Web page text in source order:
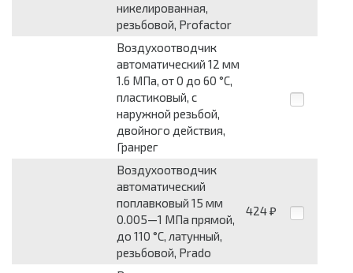
никелированная,
резьбовой, Profactor
Воздухоотводчик
автоматический 12 мм
1.6 МПа, от 0 до 60 °C,
пластиковый, с
наружной резьбой,
двойного действия,
Гранрег
Воздухоотводчик
автоматический
поплавковый 15 мм
0.005—1 МПа прямой,
до 110 °C, латунный,
резьбовой, Prado
424 ₽